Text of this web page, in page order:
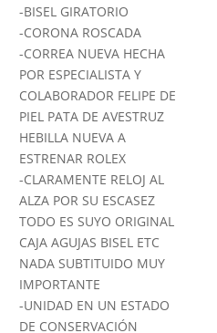
-BISEL GIRATORIO
-CORONA ROSCADA
-CORREA NUEVA HECHA
POR ESPECIALISTA Y
COLABORADOR FELIPE DE
PIEL PATA DE AVESTRUZ
HEBILLA NUEVA A
ESTRENAR ROLEX
-CLARAMENTE RELOJ AL
ALZA POR SU ESCASEZ
TODO ES SUYO ORIGINAL
CAJA AGUJAS BISEL ETC
NADA SUBTITUIDO MUY
IMPORTANTE
-UNIDAD EN UN ESTADO
DE CONSERVACIÓN